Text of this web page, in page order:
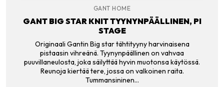
GANT HOME
GANT BIG STAR KNIT TYYNYNPÄÄLLINEN, PI
STAGE
Originaali Gantin Big star tähtityyny harvinaisena
pistaasin vihreänä. Tyynynpäällinen on vahvaa
puuvillaneulosta, joka säilyttää hyvin muotonsa käytössä.
Reunoja kiertää tere, jossa on valkoinen raita.
Tummansininen…